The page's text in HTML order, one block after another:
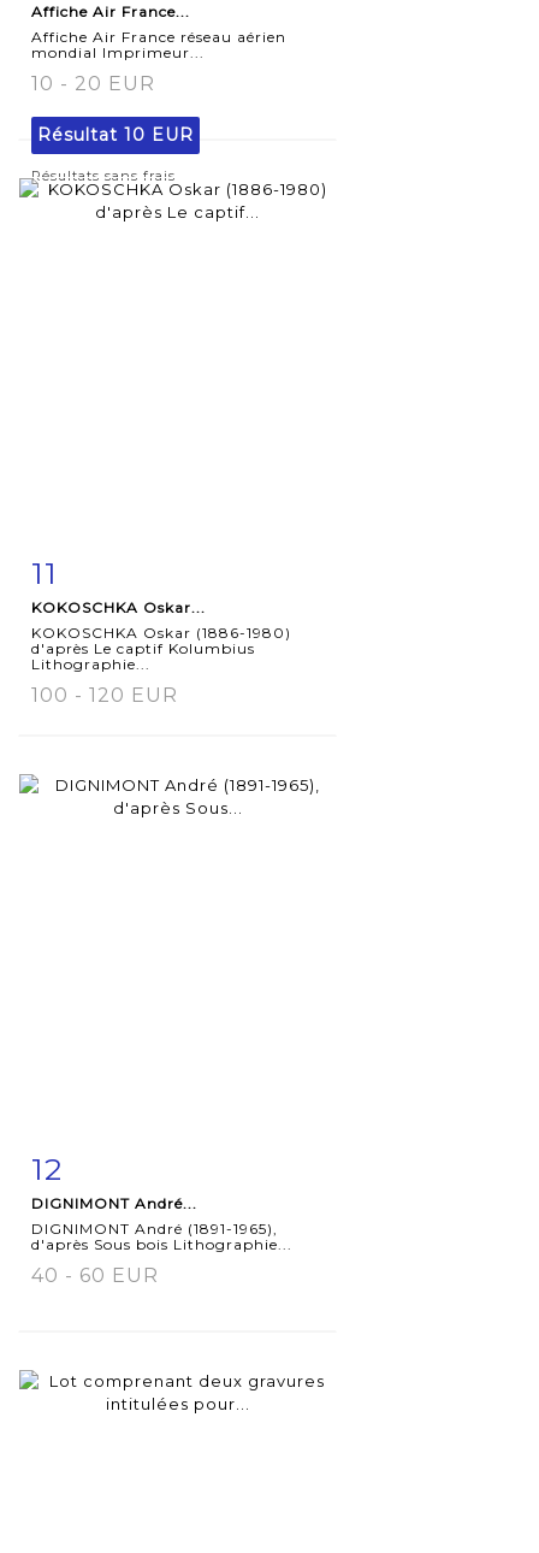
Affiche Air France...
Affiche Air France réseau aérien
mondial Imprimeur...
10 - 20 EUR
Résultat 10 EUR
Résultats sans frais
11
KOKOSCHKA Oskar...
KOKOSCHKA Oskar (1886-1980)
d'après Le captif Kolumbius
Lithographie...
100 - 120 EUR
12
DIGNIMONT André...
DIGNIMONT André (1891-1965),
d'après Sous bois Lithographie...
40 - 60 EUR